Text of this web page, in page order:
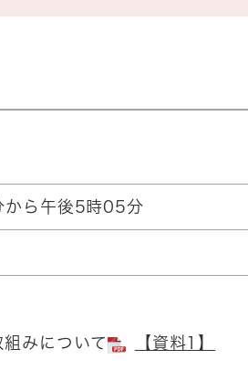
ら午後5時05分
みについて
【資料1】